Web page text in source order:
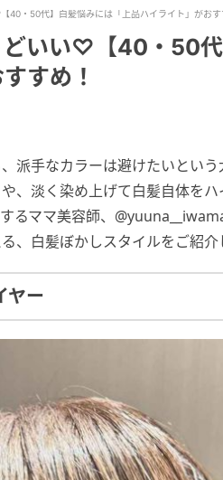
40・50代】白髪悩みには「上品ハイライト」がおす
どいい♡【40・50
すめ！
派手なカラーは避けたいとい
、淡く染め上げて白髪自体を
るママ美容師、
、白髪ぼかしスタイルをご紹介
ヤー